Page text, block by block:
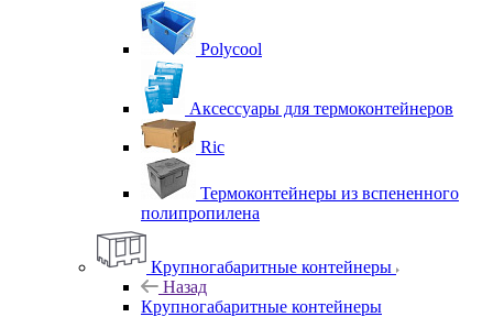
Polycool
Аксессуары для термоконтейнеров
Ric
Термоконтейнеры из вспененного
полипропилена
Крупногабаритные контейнеры
Назад
Крупногабаритные контейнеры